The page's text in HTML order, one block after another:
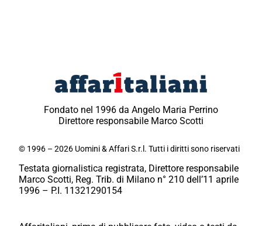
Fondato nel 1996 da Angelo Maria Perrino
Direttore responsabile Marco Scotti
© 1996 – 2026 Uomini & Affari S.r.l. Tutti i diritti sono riservati
Testata giornalistica registrata, Direttore responsabile
Marco Scotti, Reg. Trib. di Milano n° 210 dell’11 aprile
1996 – P.I. 11321290154